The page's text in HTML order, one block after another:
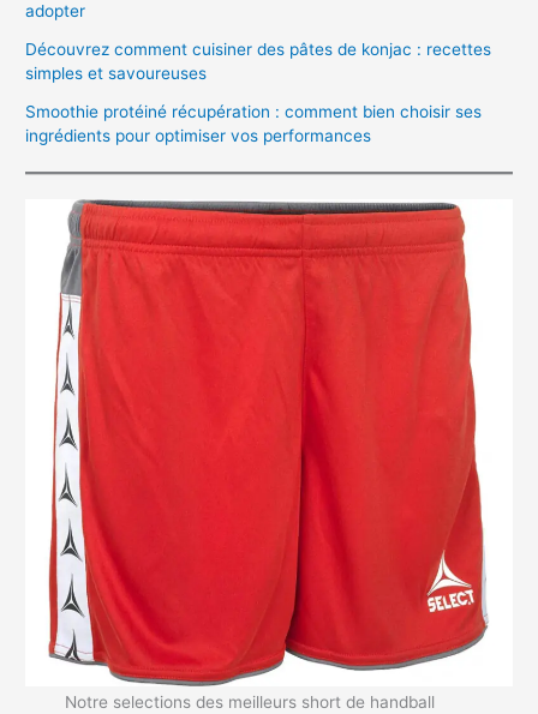
adopter
Découvrez comment cuisiner des pâtes de konjac : recettes
simples et savoureuses
Smoothie protéiné récupération : comment bien choisir ses
ingrédients pour optimiser vos performances
Notre selections des meilleurs short de handball